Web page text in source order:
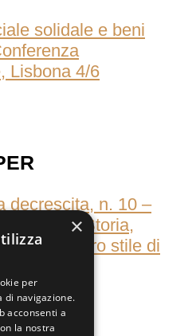
solidale e beni
Lisbona 4/6
decrescita, n. 10 –
consumo Storia,
del nostro stile di
×
per
di navigazione.
acconsenti a
la nostra